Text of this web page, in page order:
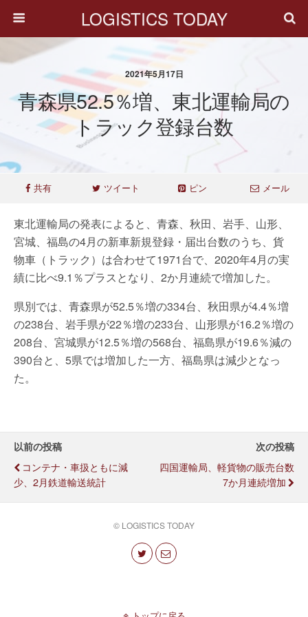
LOGISTICS TODAY
2021年5月17日
青森県52.5％増、東北運輸局の
トラック登録台数
共有 ツイート ピン メール
東北運輸局の発表によると、青森、秋田、岩手、山形、
宮城、福島の4月の新車新規登録・届出台数のうち、貨
物車（トラック）は合わせて1971台で、2020年4月の実
績に比べ9.1％プラスとなり、2か月連続で増加した。
県別では、青森県が52.5％増の334台、秋田県が4.4％増
の238台、岩手県が22％増の233台、山形県が16.2％増の
208台、宮城県が12.5％増の568台、福島県が19.6％減の
390台と、5県では増加した一方、福島県は減少となっ
た。
以前の投稿
コンテナ・車扱ともに減
少、2月鉄道輸送統計
次の投稿
四国運輸局、軽貨物の販売台数
7か月連続増加
© LOGISTICS TODAY